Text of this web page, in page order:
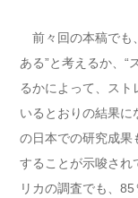
前々回の本稿でも
ある”と考えるか、“
るかによって、ス
いるとおりの結果に
の日本での研究成果
することが示唆され
リカの調査でも、